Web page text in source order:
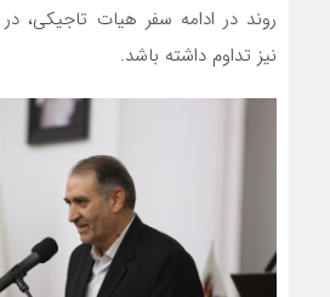
روند در ادامه سفر هیات تاجیکی،
نیز تداوم داشته باشد.